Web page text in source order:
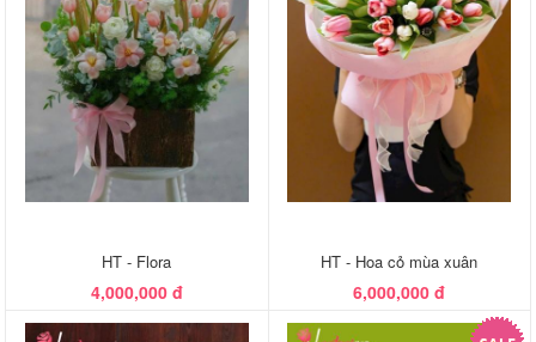
HT - Flora
4,000,000 đ
HT - Hoa cỏ mùa xuân
6,000,000 đ